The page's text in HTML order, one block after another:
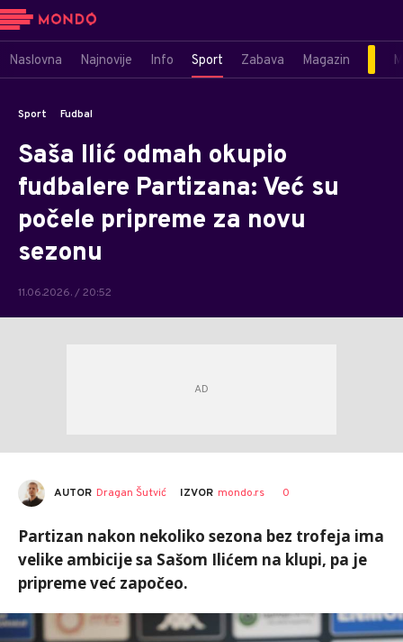
Naslovna Najnovije Info Sport Zabava Magazin
Sport Fudbal
Saša Ilić odmah okupio
fudbalere Partizana: Već su
počele pripreme za novu
sezonu
11.06.2026. / 20:52
AUTOR Dragan Šutvić IZVOR mondo.rs 0
Partizan nakon nekoliko sezona bez trofeja ima
velike ambicije sa Sašom Ilićem na klupi, pa je
pripreme već započeo.